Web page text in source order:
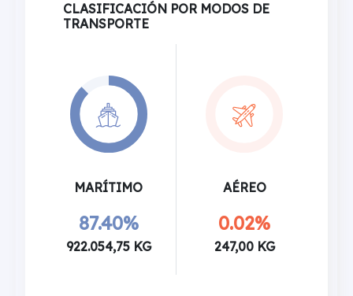
CLASIFICACIÓN POR MODOS DE
TRANSPORTE
MARÍTIMO
87.40%
922.054,75 KG
AÉREO
0.02%
247,00 KG